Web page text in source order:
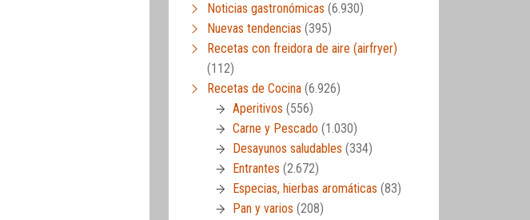
Noticias gastronómicas (6.930)
Nuevas tendencias (395)
Recetas con freidora de aire (airfryer)
(112)
Recetas de Cocina (6.926)
Aperitivos (556)
Carne y Pescado (1.030)
Desayunos saludables (334)
Entrantes (2.672)
Especias, hierbas aromáticas (83)
Pan y varios (208)